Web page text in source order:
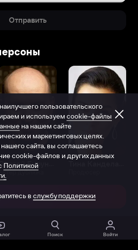
Отправить
Актёр дубляжа
в приложении
Поиск Войти
пользовательского
и используем cookie-файлы
на нашем сайте
и маркетинговых целях.
сайта, вы соглашаетесь
cookie-файлов и других данных
Политикой
в службу поддержки